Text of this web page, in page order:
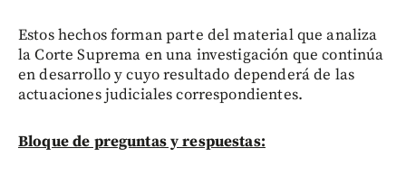
Estos hechos forman parte del material que analiza
la Corte Suprema en una investigación que continúa
en desarrollo y cuyo resultado dependerá de las
actuaciones judiciales correspondientes.
Bloque de preguntas y respuestas: